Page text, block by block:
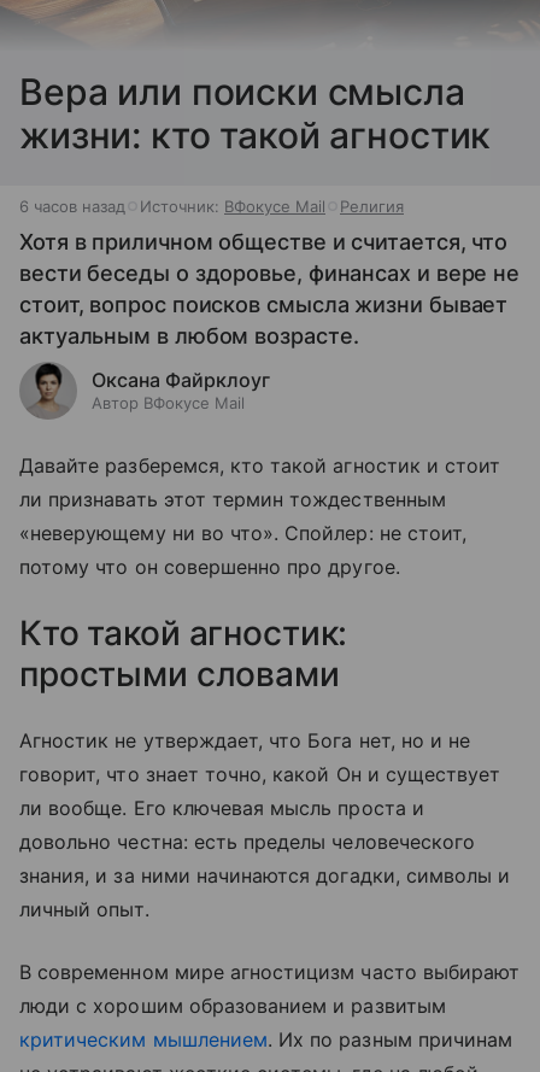
Вера или поиски смысла
жизни: кто такой агностик
6 часов назад Источник: ВФокусе Mail Религия
Хотя в приличном обществе и считается, что
вести беседы о здоровье, финансах и вере не
стоит, вопрос поисков смысла жизни бывает
актуальным в любом возрасте.
Оксана Файрклоуг
Автор ВФокусе Mail
Давайте разберемся, кто такой агностик и стоит
ли признавать этот термин тождественным
«неверующему ни во что». Спойлер: не стоит,
потому что он совершенно про другое.
Кто такой агностик:
простыми словами
Агностик не утверждает, что Бога нет, но и не
говорит, что знает точно, какой Он и существует
ли вообще. Его ключевая мысль проста и
довольно честна: есть пределы человеческого
знания, и за ними начинаются догадки, символы и
личный опыт.
В современном мире агностицизм часто выбирают
люди с хорошим образованием и развитым
критическим мышлением. Их по разным причинам